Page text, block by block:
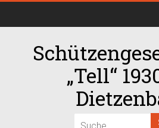
„Tell“